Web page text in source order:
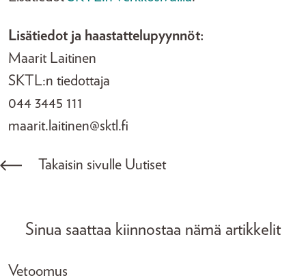
Lisätiedot ja haastattelupyynnöt:
Maarit Laitinen
SKTL:n tiedottaja
044 3445 111
maarit.laitinen@sktl.fi
Takaisin sivulle Uutiset
Sinua saattaa kiinnostaa nämä artikkelit
Vetoomus